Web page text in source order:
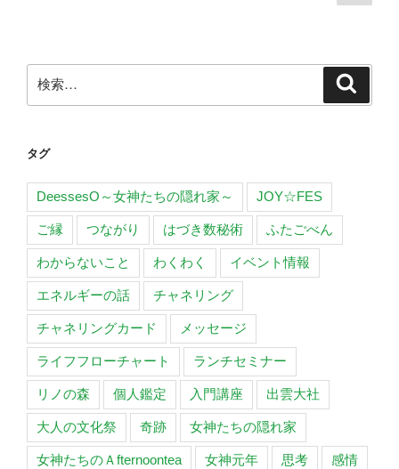
のー
ジ
り
の
ジ
索:
タグ
DeessesO～女神たちの隠れ家～ JOY☆FES
ご縁 つながり はづき数秘術 ふたごべん
わからないこと わくわく イベント情報
エネルギーの話 チャネリング
チャネリングカード メッセージ
ライフフローチャート ランチセミナー
リノの森 個人鑑定 入門講座 出雲大社
大人の文化祭 奇跡 女神たちの隠れ家
女神たちのＡfternoontea 女神元年 思考 感情